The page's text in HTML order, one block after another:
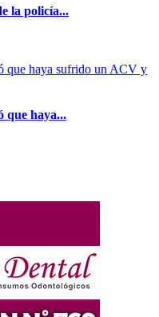
la policía...
que haya...